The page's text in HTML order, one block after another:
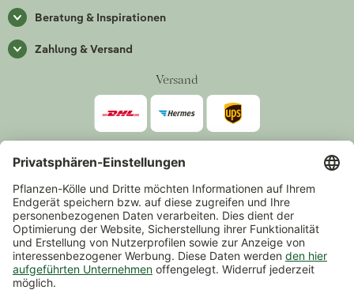
Beratung & Inspirationen
Zahlung & Versand
Versand
Zahlarten
*Alle Preise inkl. gesetzlicher Mehrwertsteuer zzgl.Versand
Mindestbestellwert 14,90 €, ausgenommen sind Gutscheine und
Events.